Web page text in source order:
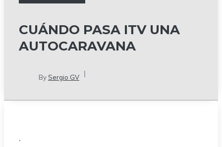
CUÁNDO PASA ITV UNA
AUTOCARAVANA
By Sergio GV
.